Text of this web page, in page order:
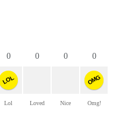
0
LOL
Lol
0
Loved
0
Nice
0
OMG
Omg!